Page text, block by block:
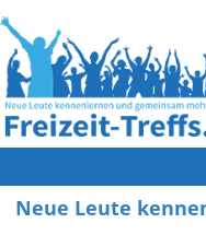
Neue Leute